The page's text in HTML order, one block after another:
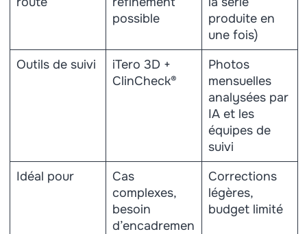
possible
produite en
une fois)
Outils de suivi
iTero 3D +
ClinCheck®
Photos
mensuelles
analysées par
IA et les
équipes de
suivi
Idéal pour
Cas
complexes,
besoin
d’encadremen
Corrections
légères,
budget limité
Non Oui